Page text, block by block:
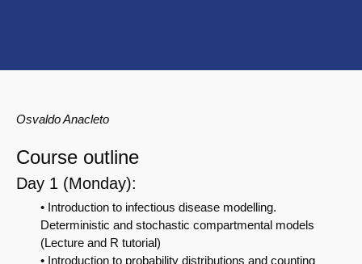
Osvaldo Anacleto
Course outline
Day 1 (Monday):
• Introduction to infectious disease modelling.
Deterministic and stochastic compartmental models
(Lecture and R tutorial)
• Introduction to probability distributions and counting